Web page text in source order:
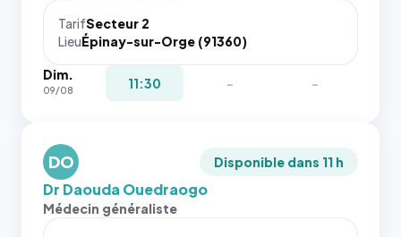
navigateur
pas la
place, et
les trois
dernières
images de
l'annuaire
dans ce
TarifSecteur 2
LieuÉpinay-sur-Orge (91360)
Dim.
09/08 11:30 - -
DO Disponible dans 11 h
Dr Daouda Ouedraogo
Médecin généraliste
{# 40×40
`.profile-
picture`,
et un
rapport 1:1